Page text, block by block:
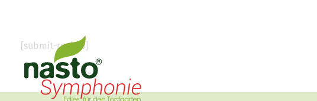
[submit-review]